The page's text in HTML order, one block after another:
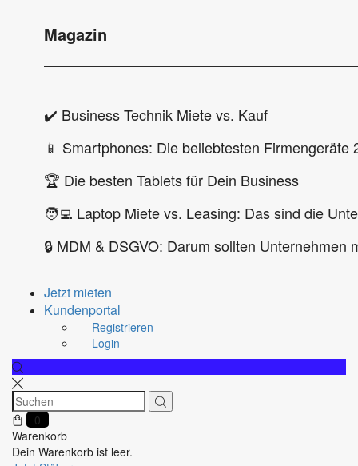
Magazin
✔️ Business Technik Miete vs. Kauf
📱 Smartphones: Die beliebtesten Firmengeräte
🏆 Die besten Tablets für Dein Business
🧑‍💻 Laptop Miete vs. Leasing: Das sind die
🔒 MDM & DSGVO: Darum sollten
Jetzt mieten
Kundenportal
Registrieren
Login
0
Warenkorb
Dein Warenkorb ist leer.